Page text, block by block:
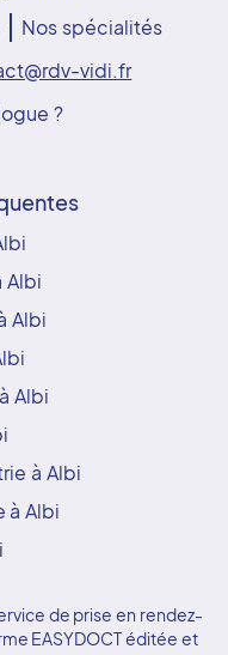
Nos spécialités
vidi.fr
?
Albi
Albi
Albi
à Albi
à Albi
de prise en rendez-
EASYDOCT éditée et